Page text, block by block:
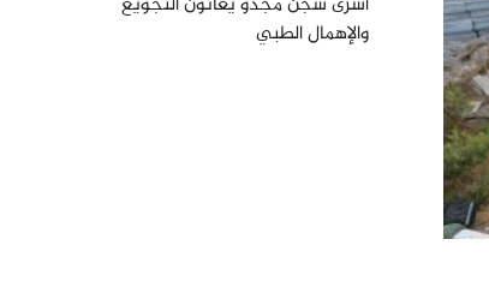
والإهمال الطبي